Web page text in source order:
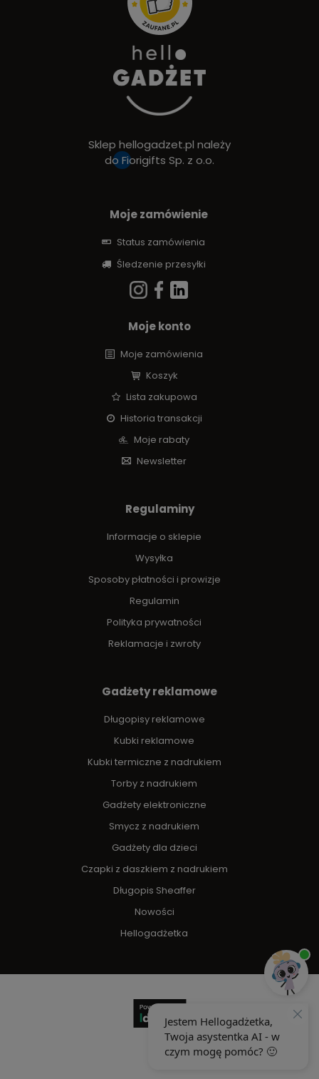
Sklep hellogadzet.pl należy
do Fiorigifts Sp. z o.o.
Moje zamówienie
Status zamówienia
Śledzenie przesyłki
Moje konto
Moje zamówienia
Koszyk
Lista zakupowa
Historia transakcji
Moje rabaty
Newsletter
Regulaminy
Informacje o sklepie
Wysyłka
Sposoby płatności i prowizje
Regulamin
Polityka prywatności
Reklamacje i zwroty
Gadżety reklamowe
Długopisy reklamowe
Kubki reklamowe
Kubki termiczne z nadrukiem
Torby z nadrukiem
Gadżety elektroniczne
Smycz z nadrukiem
Gadżety dla dzieci
Czapki z daszkiem z nadrukiem
Długopis Sheaffer
Nowości
Hellogadżetka